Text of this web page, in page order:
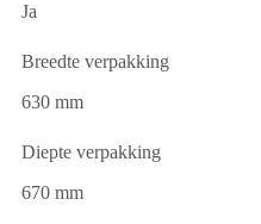
Ja
Breedte verpakking
630 mm
Diepte verpakking
670 mm